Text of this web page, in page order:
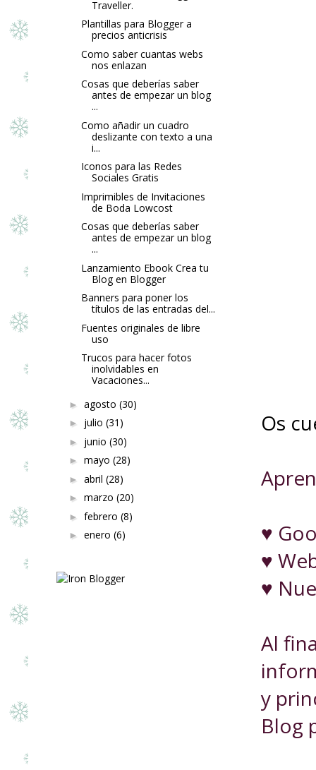
Os
♥
♥
♥
Al
y
Blog
Traveller.
Plantillas para Blogger a
precios anticrisis
Como saber cuantas webs
nos enlazan
Cosas que deberías saber
antes de empezar un blog
...
Como añadir un cuadro
deslizante con texto a una
i...
Iconos para las Redes
Sociales Gratis
Imprimibles de Invitaciones
de Boda Lowcost
Cosas que deberías saber
antes de empezar un blog
...
Lanzamiento Ebook Crea tu
Blog en Blogger
Banners para poner los
títulos de las entradas del...
Fuentes originales de libre
uso
Trucos para hacer fotos
inolvidables en
Vacaciones...
agosto (30)
julio (31)
junio (30)
mayo (28)
abril (28)
marzo (20)
febrero (8)
enero (6)